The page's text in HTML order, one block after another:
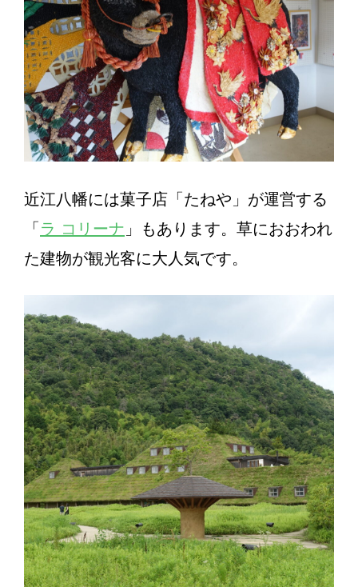
近江八幡には菓子店「たねや」 が運営する
「 ラ コリーナ 」もあります。草におおわれ
た建物が観光客に大人気です。